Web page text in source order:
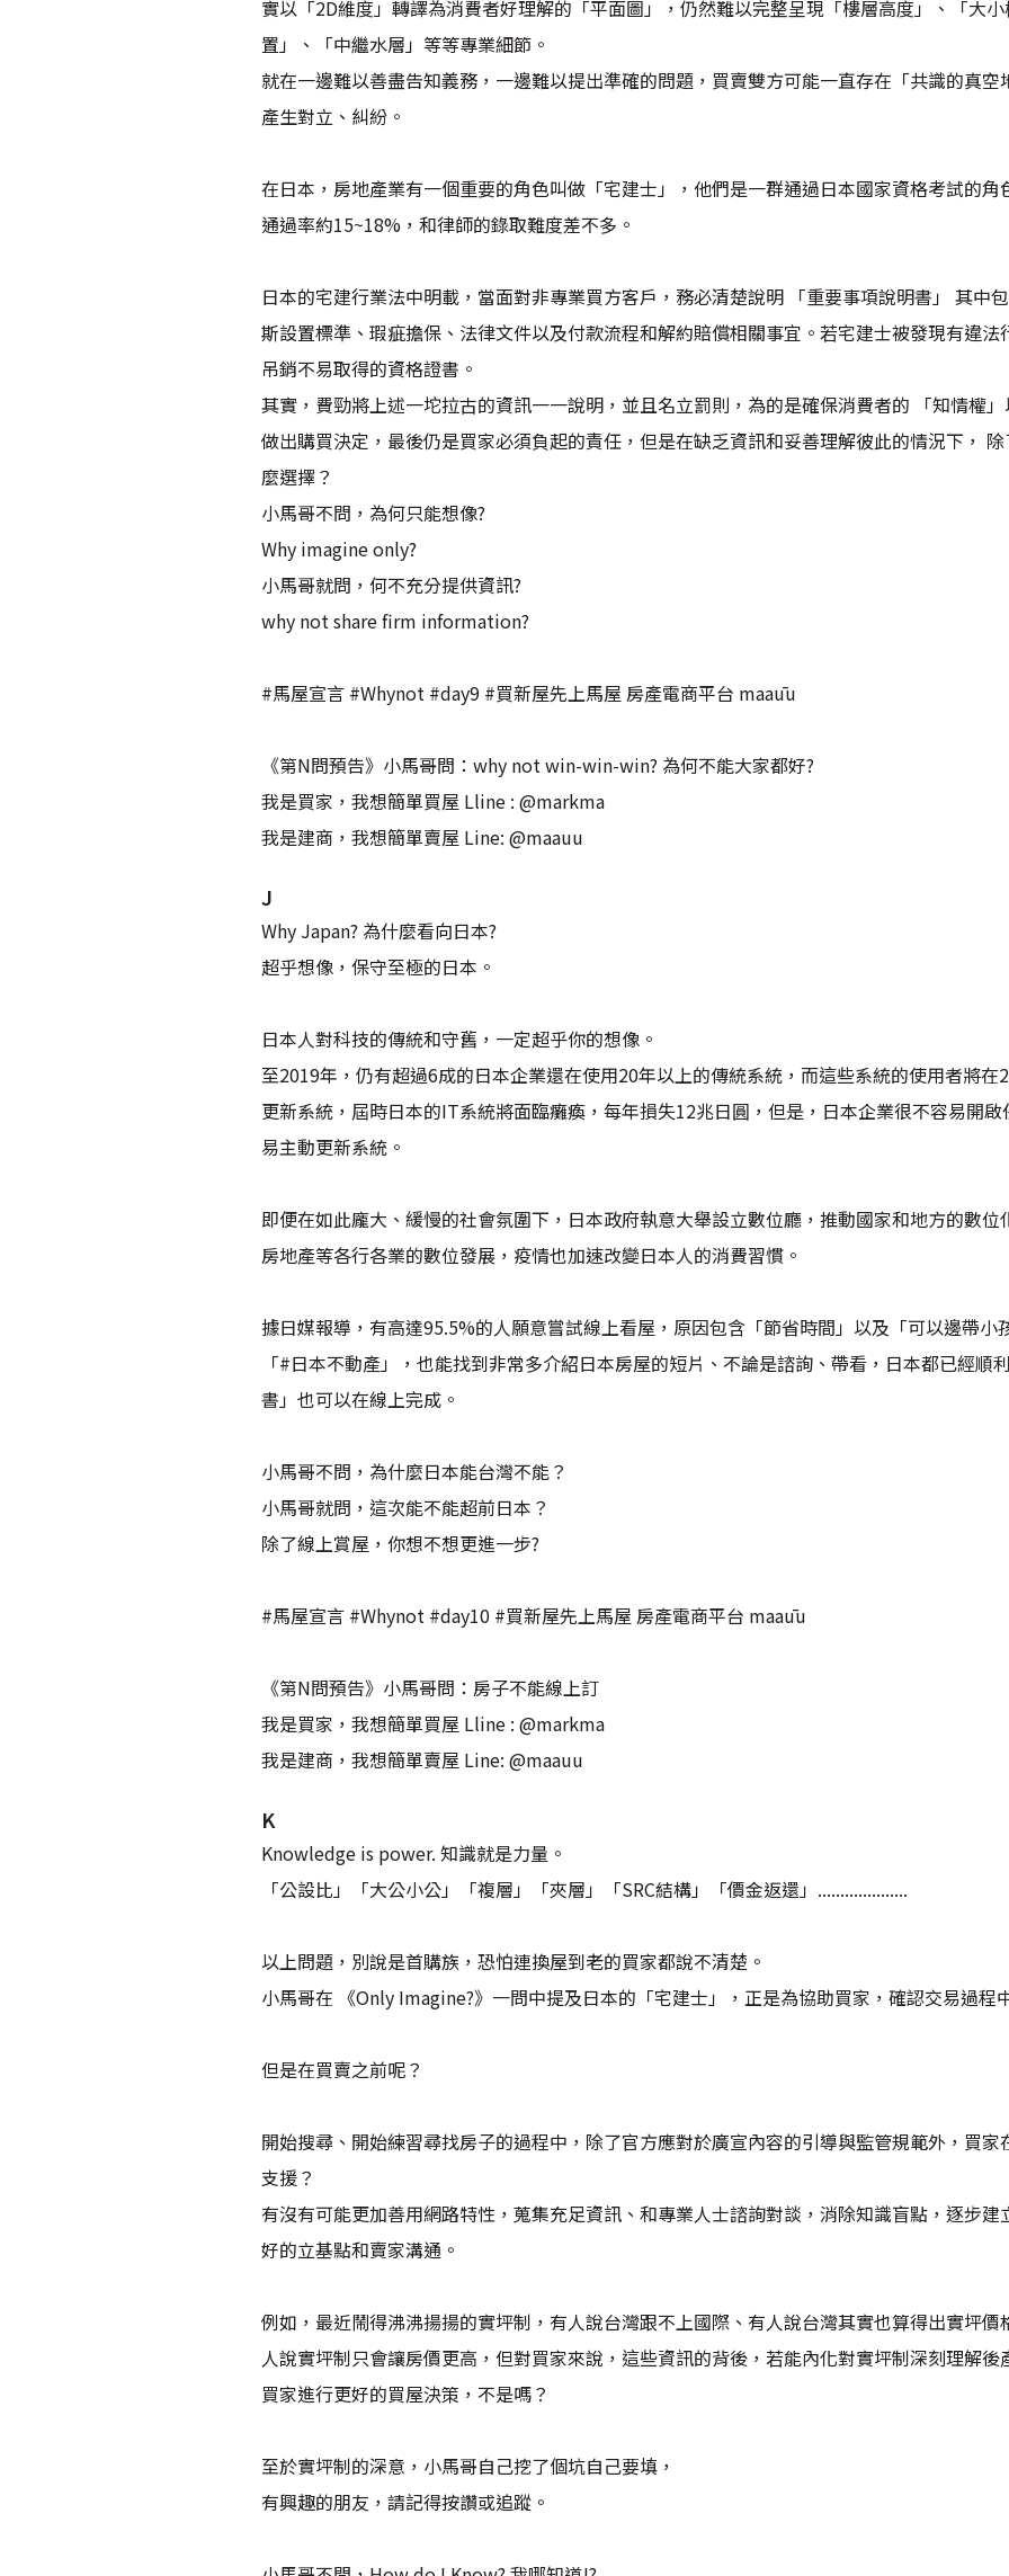
實以「2D維度」轉譯為消費者好理解的「平面圖」，仍然難以完整呈現「樓層高度」、「大
置」、「中繼水層」等等專業細節。
就在一邊難以善盡告知義務，一邊難以提出準確的問題，買賣雙方可能一直存在「共識的真
產生對立、糾紛。
在日本，房地產業有一個重要的角色叫做「宅建士」，他們是一群通過日本國家資格考試的角
通過率約15~18%，和律師的錄取難度差不多。
日本的宅建行業法中明載，當面對非專業買方客戶，務必清楚說明 「重要事項說明書」 其中
斯設置標準、瑕疵擔保、法律文件以及付款流程和解約賠償相關事宜。若宅建士被發現有違
吊銷不易取得的資格證書。
其實，費勁將上述一坨拉古的資訊一一說明，並且名立罰則，為的是確保消費者的 「知情權」
做出購買決定，最後仍是買家必須負起的責任，但是在缺乏資訊和妥善理解彼此的情況下，
麼選擇？
小馬哥不問，為何只能想像?
Why imagine only?
小馬哥就問，何不充分提供資訊?
why not share firm information?
#馬屋宣言 #Whynot #day9 #買新屋先上馬屋 房產電商平台 maaūu
《第N問預告》小馬哥問：why not win-win-win? 為何不能大家都好?
我是買家，我想簡單買屋 Lline : @markma
我是建商，我想簡單賣屋 Line: @maauu
J
Why Japan? 為什麼看向日本?
超乎想像，保守至極的日本。
日本人對科技的傳統和守舊，一定超乎你的想像。
至2019年，仍有超過6成的日本企業還在使用20年以上的傳統系統，而這些系統的使用者將
更新系統，屆時日本的IT系統將面臨癱瘓，每年損失12兆日圓，但是，日本企業很不容易開
易主動更新系統。
即便在如此龐大、緩慢的社會氛圍下，日本政府執意大舉設立數位廳，推動國家和地方的數位
房地產等各行各業的數位發展，疫情也加速改變日本人的消費習慣。
據日媒報導，有高達95.5%的人願意嘗試線上看屋，原因包含「節省時間」以及「可以邊帶小
「#日本不動產」，也能找到非常多介紹日本房屋的短片、不論是諮詢、帶看，日本都已經順
書」也可以在線上完成。
小馬哥不問，為什麼日本能台灣不能？
小馬哥就問，這次能不能超前日本？
除了線上賞屋，你想不想更進一步?
#馬屋宣言 #Whynot #day10 #買新屋先上馬屋 房產電商平台 maaūu
《第N問預告》小馬哥問：房子不能線上訂
我是買家，我想簡單買屋 Lline : @markma
我是建商，我想簡單賣屋 Line: @maauu
K
Knowledge is power. 知識就是力量。
「公設比」「大公小公」「複層」「夾層」「SRC結構」「價金返還」....................
以上問題，別說是首購族，恐怕連換屋到老的買家都說不清楚。
小馬哥在 《Only Imagine?》一問中提及日本的「宅建士」，正是為協助買家，確認交易過程
但是在買賣之前呢？
開始搜尋、開始練習尋找房子的過程中，除了官方應對於廣宣內容的引導與監管規範外，買
支援？
有沒有可能更加善用網路特性，蒐集充足資訊、和專業人士諮詢對談，消除知識盲點，逐步
好的立基點和賣家溝通。
例如，最近鬧得沸沸揚揚的實坪制，有人說台灣跟不上國際、有人說台灣其實也算得出實坪
人說實坪制只會讓房價更高，但對買家來說，這些資訊的背後，若能內化對實坪制深刻理解
買家進行更好的買屋決策，不是嗎？
至於實坪制的深意，小馬哥自己挖了個坑自己要填，
有興趣的朋友，請記得按讚或追蹤。